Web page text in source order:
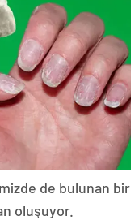
de bulunan bir
oluşuyor.